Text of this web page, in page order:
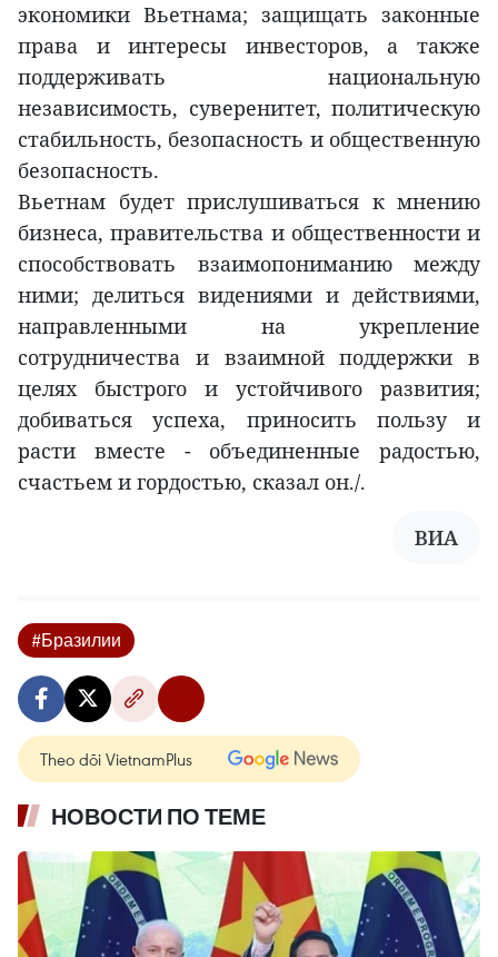
экономики Вьетнама; защищать законные
права и интересы инвесторов, а также
поддерживать национальную
независимость, суверенитет, политическую
стабильность, безопасность и общественную
безопасность.
Вьетнам будет прислушиваться к мнению
бизнеса, правительства и общественности и
способствовать взаимопониманию между
ними; делиться видениями и действиями,
направленными на укрепление
сотрудничества и взаимной поддержки в
целях быстрого и устойчивого развития;
добиваться успеха, приносить пользу и
расти вместе - объединенные радостью,
счастьем и гордостью, сказал он./.
ВИА
#Бразилии
Theo dõi VietnamPlus
НОВОСТИ ПО ТЕМЕ